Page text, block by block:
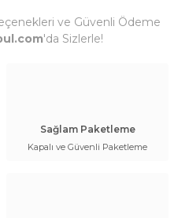
ve Güvenli Ödeme
'da Sizlerle!
Sağlam Paketleme
Kapalı ve Güvenli Paketleme